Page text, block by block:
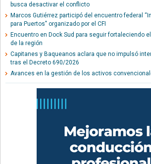
busca desactivar el conflicto
Marcos Gutiérrez participó del encuentro federal
para Puertos" organizado por el CFI
Encuentro en Dock Sud para seguir fortaleciendo
de la región
Capitanes y Baqueanos aclara que no impulsó
tras el Decreto 690/2026
Avances en la gestión de los activos